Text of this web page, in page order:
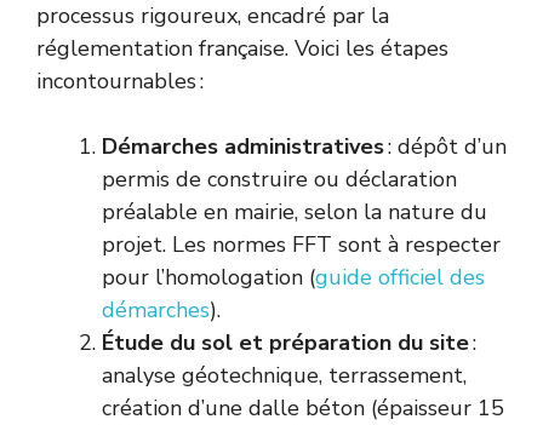
processus rigoureux, encadré par la
réglementation française. Voici les étapes
incontournables :
Démarches administratives: dépôt d’un
permis de construire ou déclaration
préalable en mairie, selon la nature du
projet. Les normes FFT sont à respecter
pour l’homologation (guide officiel des
démarches).
Étude du sol et préparation du site:
analyse géotechnique, terrassement,
création d’une dalle béton (épaisseur 15